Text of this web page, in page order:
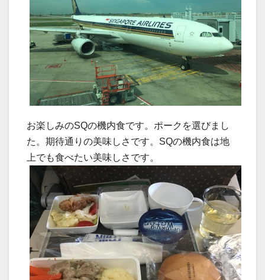
お楽しみのSQの機内食です。ポークを選びまし
た。期待通りの美味しさです。SQの機内食は地
上でも食べたい美味しさです。